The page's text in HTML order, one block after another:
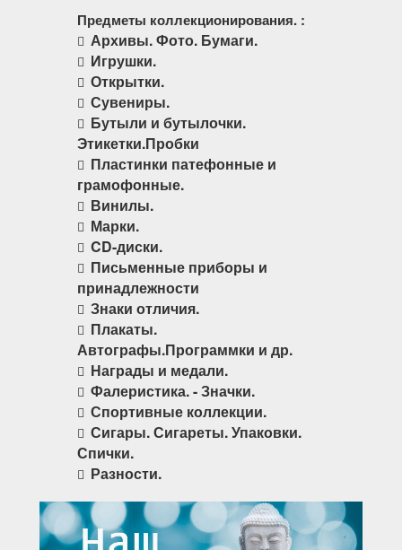
Предметы коллекционирования. :
Архивы. Фото. Бумаги.
Игрушки.
Открытки.
Сувениры.
Бутыли и бутылочки.
Этикетки.Пробки
Пластинки патефонные и
грамофонные.
Винилы.
Марки.
CD-диски.
Письменные приборы и
принадлежности
Знаки отличия.
Плакаты.
Автографы.Программки и др.
Награды и медали.
Фалеристика. - Значки.
Спортивные коллекции.
Сигары. Сигареты. Упаковки.
Спички.
Разности.